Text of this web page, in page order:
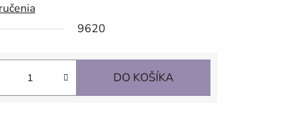
9620
cena:
DO KOŠÍKA